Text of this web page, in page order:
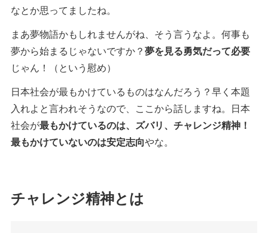
なとか思ってましたね。
まあ夢物語かもしれませんがね、そう言うなよ。何事も
夢から始まるじゃないですか？夢を見る勇気だって必要
じゃん！（という慰め）
日本社会が最もかけているものはなんだろう？早く本題
入れよと言われそうなので、ここから話しますね。日本
社会が最もかけているのは、ズバリ、チャレンジ精神！
最もかけていないのは安定志向やな。
チャレンジ精神とは